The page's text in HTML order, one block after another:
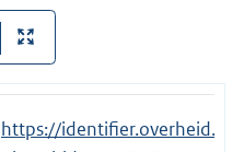
https://identifier.overheid.